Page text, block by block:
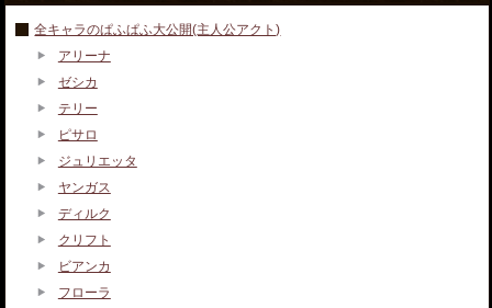
全キャラのぱふぱふ大公開(主人公アクト)
アリーナ
ゼシカ
テリー
ピサロ
ジュリエッタ
ヤンガス
ディルク
クリフト
ビアンカ
フローラ